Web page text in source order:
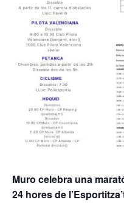
Muro celebra una
24 hores de